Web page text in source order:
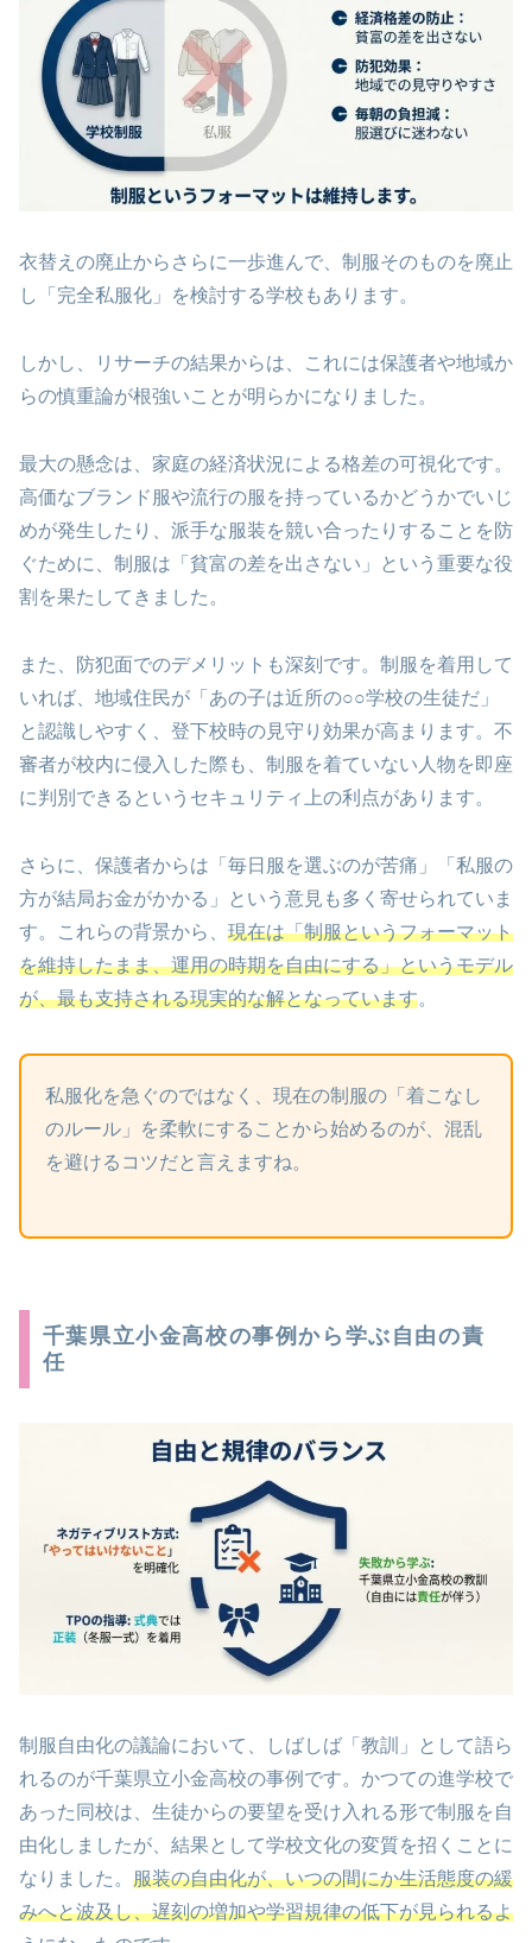
衣替えの廃止からさらに一歩進んで、制服そのものを廃止
し「完全私服化」を検討する学校もあります。
しかし、リサーチの結果からは、これには保護者や地域か
らの慎重論が根強いことが明らかになりました。
最大の懸念は、家庭の経済状況による格差の可視化です。
高価なブランド服や流行の服を持っているかどうかでいじ
めが発生したり、派手な服装を競い合ったりすることを防
ぐために、制服は「貧富の差を出さない」という重要な役
割を果たしてきました。
また、防犯面でのデメリットも深刻です。制服を着用して
いれば、地域住民が「あの子は近所の○○学校の生徒だ」
と認識しやすく、登下校時の見守り効果が高まります。不
審者が校内に侵入した際も、制服を着ていない人物を即座
に判別できるというセキュリティ上の利点があります。
さらに、保護者からは「毎日服を選ぶのが苦痛」「私服の
方が結局お金がかかる」という意見も多く寄せられていま
す。これらの背景から、 現在は「制服というフォーマット
を維持したまま、運用の時期を自由にする」というモデル
が、最も支持される現実的な解となっています。
私服化を急ぐのではなく、現在の制服の「着こなし
のルール」を柔軟にすることから始めるのが、混乱
を避けるコツだと言えますね。
千葉県立小金高校の事例から学ぶ自由の責
任
制服自由化の議論において、しばしば「教訓」として語ら
れるのが千葉県立小金高校の事例です。かつての進学校で
あった同校は、生徒からの要望を受け入れる形で制服を自
由化しましたが、結果として学校文化の変質を招くことに
なりました。 服装の自由化が、いつの間にか生活態度の緩
みへと波及し、遅刻の増加や学習規律の低下が見られるよ